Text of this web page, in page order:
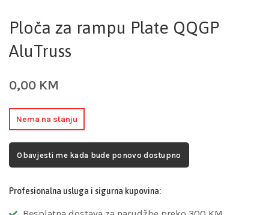
Ploča za rampu Plate QQGP
AluTruss
0,00 KM
Nema na stanju
Obavjesti me kada bude ponovo dostupno
Profesionalna usluga i sigurna kupovina: